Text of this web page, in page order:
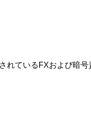
れているFXおよび暗